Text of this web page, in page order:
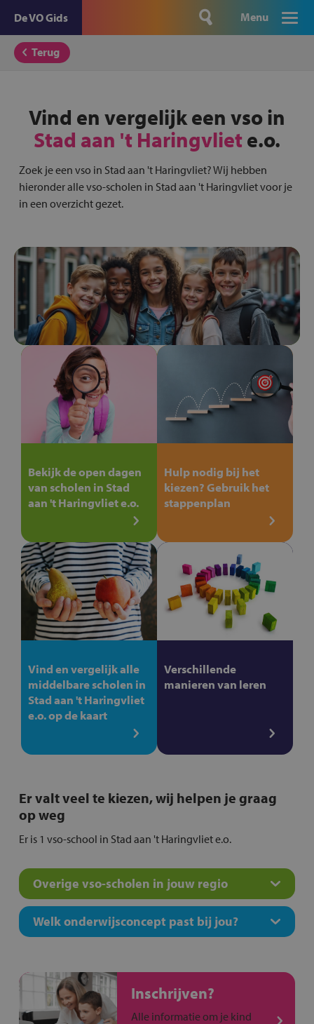
De VO Gids Menu
Terug
Vind en vergelijk een vso in
Stad aan 't Haringvliet e.o.
Zoek je een vso in Stad aan 't Haringvliet? Wij hebben
hieronder alle vso-scholen in Stad aan 't Haringvliet voor je
in een overzicht gezet.
Bekijk de open dagen
van scholen in Stad
aan 't Haringvliet e.o.
Hulp nodig bij het
kiezen? Gebruik het
stappenplan
Vind en vergelijk alle
middelbare scholen in
Stad aan 't Haringvliet
e.o. op de kaart
Verschillende
manieren van leren
Er valt veel te kiezen, wij helpen je graag
op weg
Er is 1 vso-school in Stad aan 't Haringvliet e.o.
Overige vso-scholen in jouw regio
Welk onderwijsconcept past bij jou?
Inschrijven?
Alle informatie om je kind